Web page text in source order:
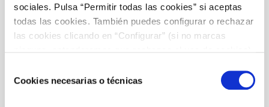
sociales. Pulsa “Permitir todas las cookies” si aceptas
todas las cookies. También puedes configurar o rechazar
las cookies clicando en “Configurar” (si no marcas
COOKIES.
deCookies necesarias o técnicas
SAUCES
Classic Aioli
LA BRAVA
Mayonnaise